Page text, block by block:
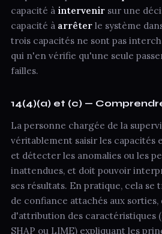
capacité à intervenirsur une
capacité à arrêterle système
trois capacités ne sont pas
qui n'en vérifie qu'une seule
failles.
14(4)(a) et (c) —
La personne chargée de la
véritablement saisir les capacités
et détecter les anomalies ou les
inattendues, et doit pouvoir
ses résultats. En pratique, cela se
de confiance attachés aux sorties,
d'attribution des caractéristiques
SHAP ou LIME) expliquant les